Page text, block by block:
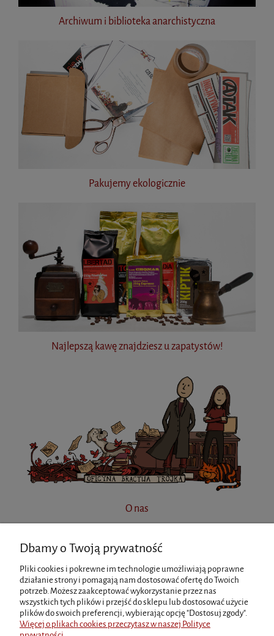
Archiwum i biblioteka anarchistyczna
Pakujemy ekologicznie
Najlepszą kawę znajdziesz u zapatystów!
O nas
INFORMACJE
MOJE KONTO
Dbamy o Twoją prywatność
Pliki cookies i pokrewne im technologie umożliwiają poprawne
działanie strony i pomagają nam dostosować ofertę do Twoich
potrzeb. Możesz zaakceptować wykorzystanie przez nas
wszystkich tych plików i przejść do sklepu lub dostosować użycie
plików do swoich preferencji, wybierając opcję "Dostosuj zgody".
Więcej o plikach cookies przeczytasz w naszej Polityce